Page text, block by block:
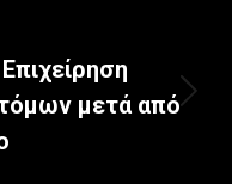
μετά από